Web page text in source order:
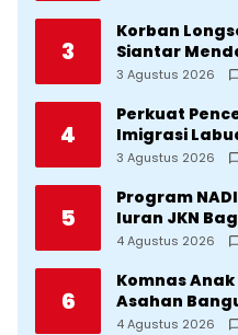
3
Korban
Siantar
3 Agustus 2026
4
Perkuat
Imigrasi
Operasional
3 Agustus 2026
5
Program
Iuran JKN
4 Agustus 2026
6
Komnas
Asahan
Korban
4 Agustus 2026